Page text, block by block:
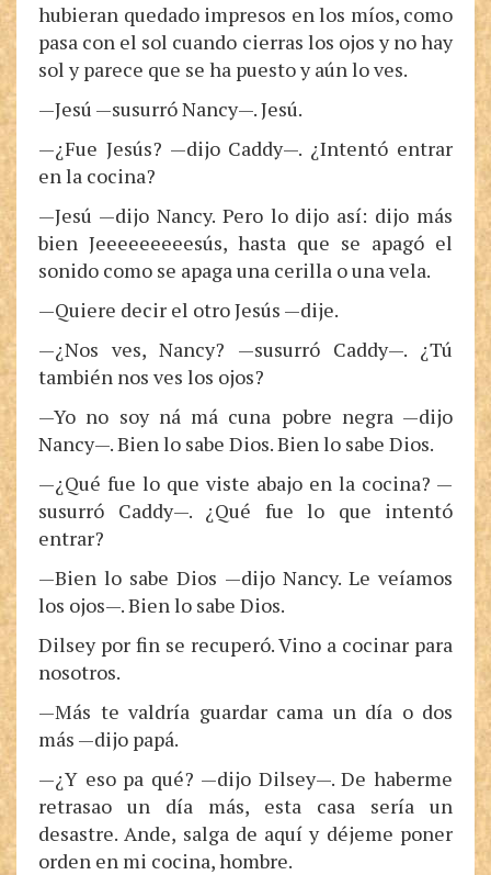
hubieran quedado impresos en los míos, como
pasa con el sol cuando cierras los ojos y no hay
sol y parece que se ha puesto y aún lo ves.
—Jesú —susurró Nancy—. Jesú.
—¿Fue Jesús? —dijo Caddy—. ¿Intentó entrar
en la cocina?
—Jesú —dijo Nancy. Pero lo dijo así: dijo más
bien Jeeeeeeeeesús, hasta que se apagó el
sonido como se apaga una cerilla o una vela.
—Quiere decir el otro Jesús —dije.
—¿Nos ves, Nancy? —susurró Caddy—. ¿Tú
también nos ves los ojos?
—Yo no soy ná má cuna pobre negra —dijo
Nancy—. Bien lo sabe Dios. Bien lo sabe Dios.
—¿Qué fue lo que viste abajo en la cocina? —
susurró Caddy—. ¿Qué fue lo que intentó
entrar?
—Bien lo sabe Dios —dijo Nancy. Le veíamos
los ojos—. Bien lo sabe Dios.
Dilsey por fin se recuperó. Vino a cocinar para
nosotros.
—Más te valdría guardar cama un día o dos
más —dijo papá.
—¿Y eso pa qué? —dijo Dilsey—. De haberme
retrasao un día más, esta casa sería un
desastre. Ande, salga de aquí y déjeme poner
orden en mi cocina, hombre.